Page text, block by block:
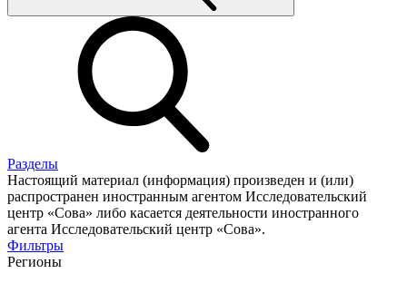
Разделы
Настоящий материал (информация) произведен и (или)
распространен иностранным агентом Исследовательский
центр «Сова» либо касается деятельности иностранного
агента Исследовательский центр «Сова».
Фильтры
Регионы